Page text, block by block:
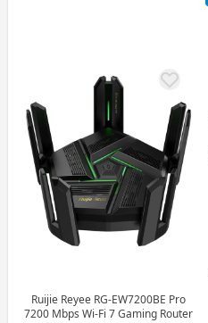
Ruijie Reyee RG-EW7200BE Pro
7200 Mbps Wi-Fi 7 Gaming Router